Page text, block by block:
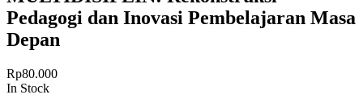
Pedagogi dan Inovasi Pembelajaran Masa
Depan
Rp80.000
In Stock